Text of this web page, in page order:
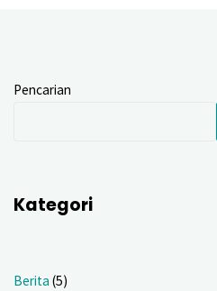
Pencarian
Kategori
Berita (5)